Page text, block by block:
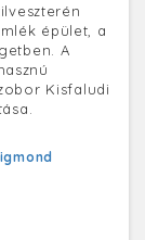
épület, a
A
Kisfaludi